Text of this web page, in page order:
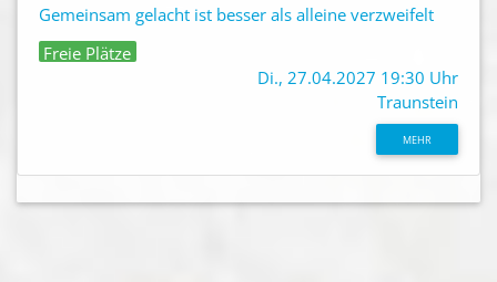
Gemeinsam gelacht ist besser als alleine verzweifelt
Freie Plätze
Di., 27.04.2027 19:30 Uhr
Traunstein
MEHR